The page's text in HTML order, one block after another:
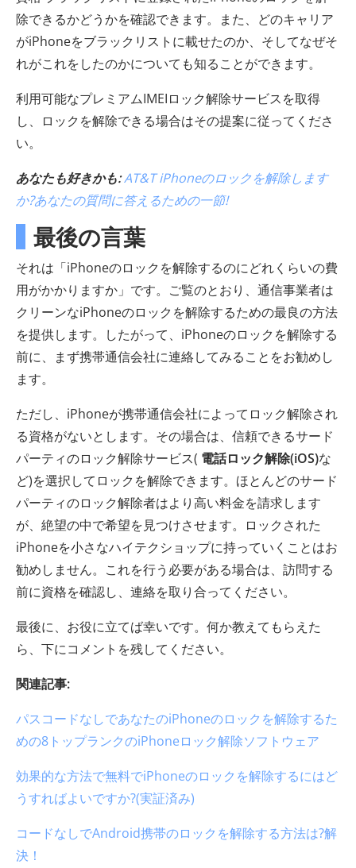
除できるかどうかを確認できます。また、どのキャリア
がiPhoneをブラックリストに載せたのか、そしてなぜそ
れがこれをしたのかについても知ることができます。
利用可能なプレミアムIMEIロック解除サービスを取得
し、ロックを解除できる場合はその提案に従ってくださ
い。
あなたも好きかも:AT&T iPhoneのロックを解除します
か?あなたの質問に答えるための一節!
最後の言葉
それは「iPhoneのロックを解除するのにどれくらいの費
用がかかりますか」です。ご覧のとおり、通信事業者は
クリーンなiPhoneのロックを解除するための最良の方法
を提供します。したがって、iPhoneのロックを解除する
前に、まず携帯通信会社に連絡してみることをお勧めし
ます。
ただし、iPhoneが携帯通信会社によってロック解除され
る資格がないとします。その場合は、信頼できるサード
パーティのロック解除サービス( 電話ロック解除(iOS)な
ど)を選択してロックを解除できます。ほとんどのサード
パーティのロック解除者はより高い料金を請求します
が、絶望の中で希望を見つけさせます。ロックされた
iPhoneを小さなハイテクショップに持っていくことはお
勧めしません。これを行う必要がある場合は、訪問する
前に資格を確認し、連絡を取り合ってください。
最後に、お役に立てば幸いです。何か教えてもらえた
ら、下にコメントを残してください。
関連記事:
パスコードなしであなたのiPhoneのロックを解除するた
めの8トップランクのiPhoneロック解除ソフトウェア
効果的な方法で無料でiPhoneのロックを解除するにはど
うすればよいですか?(実証済み)
コードなしでAndroid携帯のロックを解除する方法は?解
決！